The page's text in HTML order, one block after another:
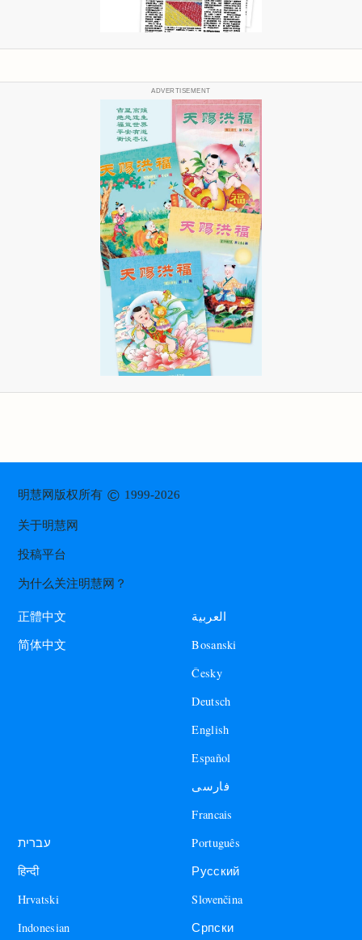
ADVERTISEMENT
明慧网版权所有© 1999-2026
关于明慧网
投稿平台
为什么关注明慧网？
正體中文
简体中文
العربية
Bosanski
Česky
Deutsch
English
Español
فارسی
Francais
עברית
हिन्दी
Hrvatski
Indonesian
Português
Русский
Slovenčina
Српски